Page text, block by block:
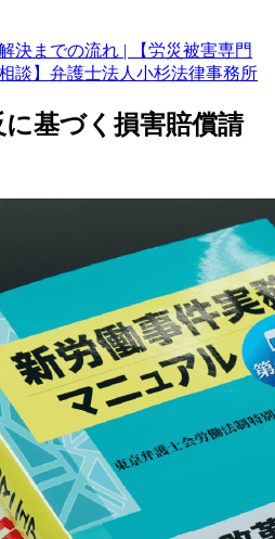
決までの流れ | 【労災被害専門
談】弁護士法人小杉法律事務所
基づく損害賠償請